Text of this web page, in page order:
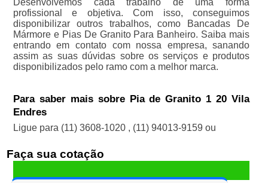
Desenvolvemos cada trabalho de uma forma
profissional e objetiva. Com isso, conseguimos
disponibilizar outros trabalhos, como Bancadas De
Mármore e Pias De Granito Para Banheiro. Saiba mais
entrando em contato com nossa empresa, sanando
assim as suas dúvidas sobre os serviços e produtos
disponibilizados pelo ramo com a melhor marca.
Para saber mais sobre Pia de Granito 1 20 Vila
Endres
Ligue para (11) 3608-1020 , (11) 94013-9159 ou
Faça sua cotação